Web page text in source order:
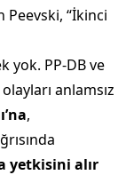
“İkinci
yok. PP-DB ve
anlamsız
,
yetkisini alır